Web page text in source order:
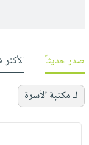
صدر حديثاً
لـ مكتبة الأسرة